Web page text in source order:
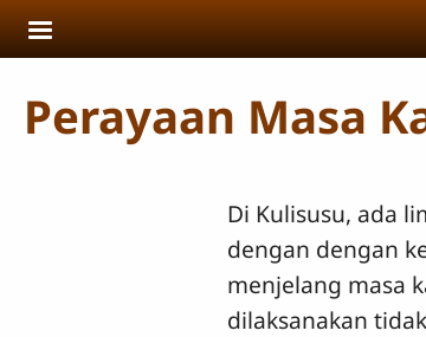
Skip to main content
Perayaan Masa
Di Kulisusu, ada
dengan dengan
menjelang masa
dilaksanakan